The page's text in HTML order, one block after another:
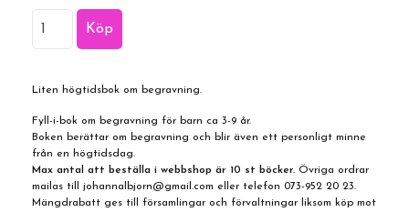
Liten högtidsbok om begravning.
Fyll-i-bok om begravning för barn ca 3-9 år.
Boken berättar om begravning och blir även ett personligt minne
från en högtidsdag.
Max antal att beställa i webbshop är 10 st böcker. Övriga ordrar
mailas till johannalbjorn@gmail.com eller telefon 073-952 20 23.
Mängdrabatt ges till församlingar och förvaltningar liksom köp mot